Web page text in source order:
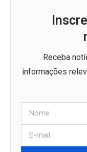
Receba
informações